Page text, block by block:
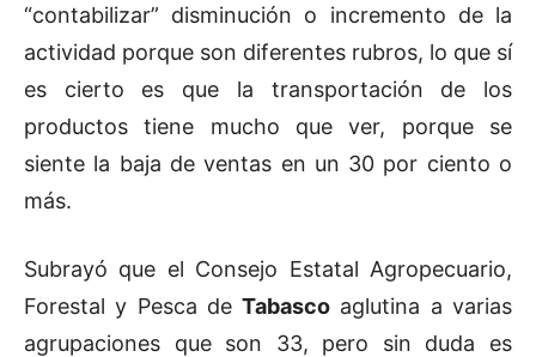
“contabilizar” disminución o incremento de la
actividad porque son diferentes rubros, lo que sí
es cierto es que la transportación de los
productos tiene mucho que ver, porque se
siente la baja de ventas en un 30 por ciento o
más.
Subrayó que el Consejo Estatal Agropecuario,
Forestal y Pesca deTabasco aglutina a varias
agrupaciones que son 33, pero sin duda es